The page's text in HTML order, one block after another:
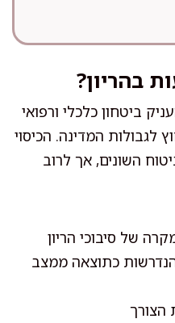
בהריון?
ביטחון כלכלי ורפואי
לגבולות המדינה. הכיסוי
השונים, אך לרוב
של סיבוכי הריון
כתוצאה ממצב
הצורך